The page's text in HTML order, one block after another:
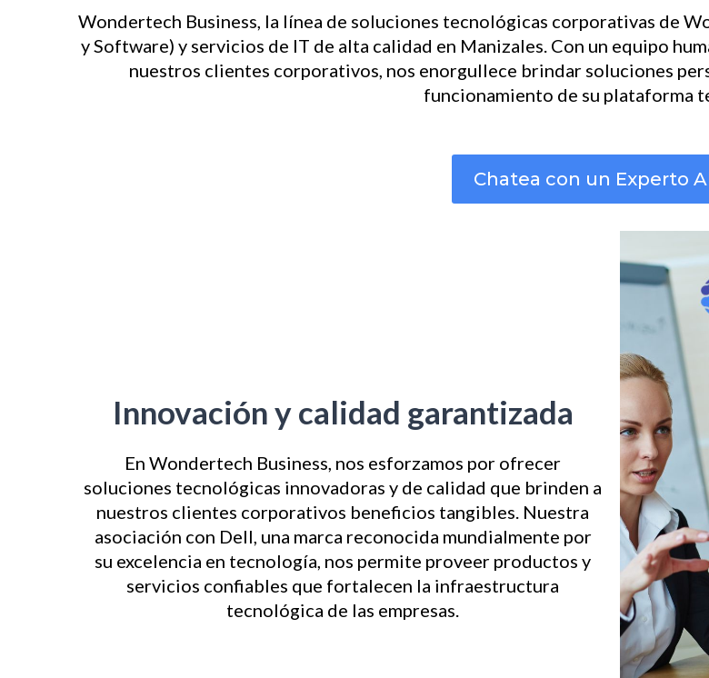
Wondertech Business, la línea de soluciones tecnológicas corporativas de
y Software) y servicios de IT de alta calidad en Manizales. Con un equipo
nuestros clientes corporativos, nos enorgullece brindar soluciones
funcionamiento de su plataforma
Chatea con un Experto
Innovación y calidad garantizada
En Wondertech Business, nos esforzamos por ofrecer
soluciones tecnológicas innovadoras y de calidad que brinden a
nuestros clientes corporativos beneficios tangibles. Nuestra
asociación con Dell, una marca reconocida mundialmente por
su excelencia en tecnología, nos permite proveer productos y
servicios confiables que fortalecen la infraestructura
tecnológica de las empresas.